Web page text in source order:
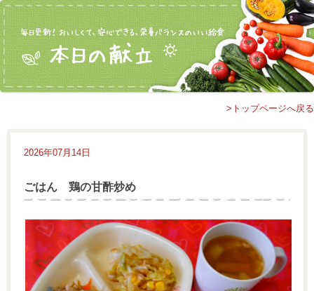
>トップページへ戻る
2026年07月14日
ごはん 鶏の甘酢炒め